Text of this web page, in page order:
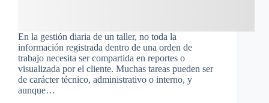
En la gestión diaria de un taller, no toda la
información registrada dentro de una orden de
trabajo necesita ser compartida en reportes o
visualizada por el cliente. Muchas tareas pueden ser
de carácter técnico, administrativo o interno, y
aunque…